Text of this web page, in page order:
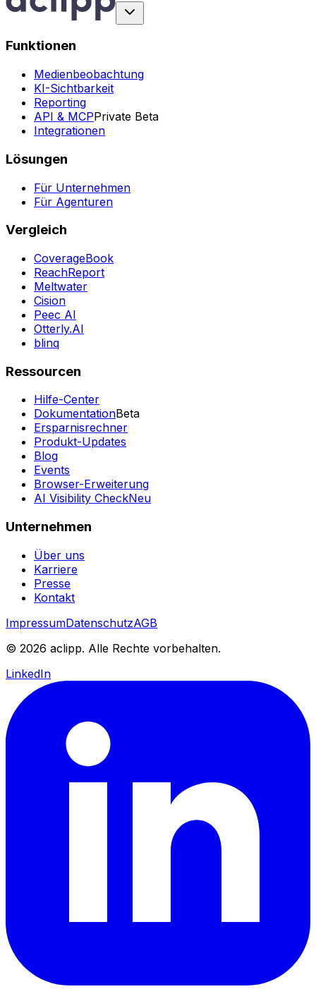
Funktionen
Medienbeobachtung
KI-Sichtbarkeit
Reporting
API & MCPPrivate Beta
Integrationen
Lösungen
Für Unternehmen
Für Agenturen
Vergleich
CoverageBook
ReachReport
Meltwater
Cision
Peec AI
Otterly.AI
blinq
Ressourcen
Hilfe-Center
DokumentationBeta
Ersparnisrechner
Produkt-Updates
Blog
Events
Browser-Erweiterung
AI Visibility CheckNeu
Unternehmen
Über uns
Karriere
Presse
Kontakt
ImpressumDatenschutzAGB
© 2026 aclipp. Alle Rechte vorbehalten.
LinkedIn